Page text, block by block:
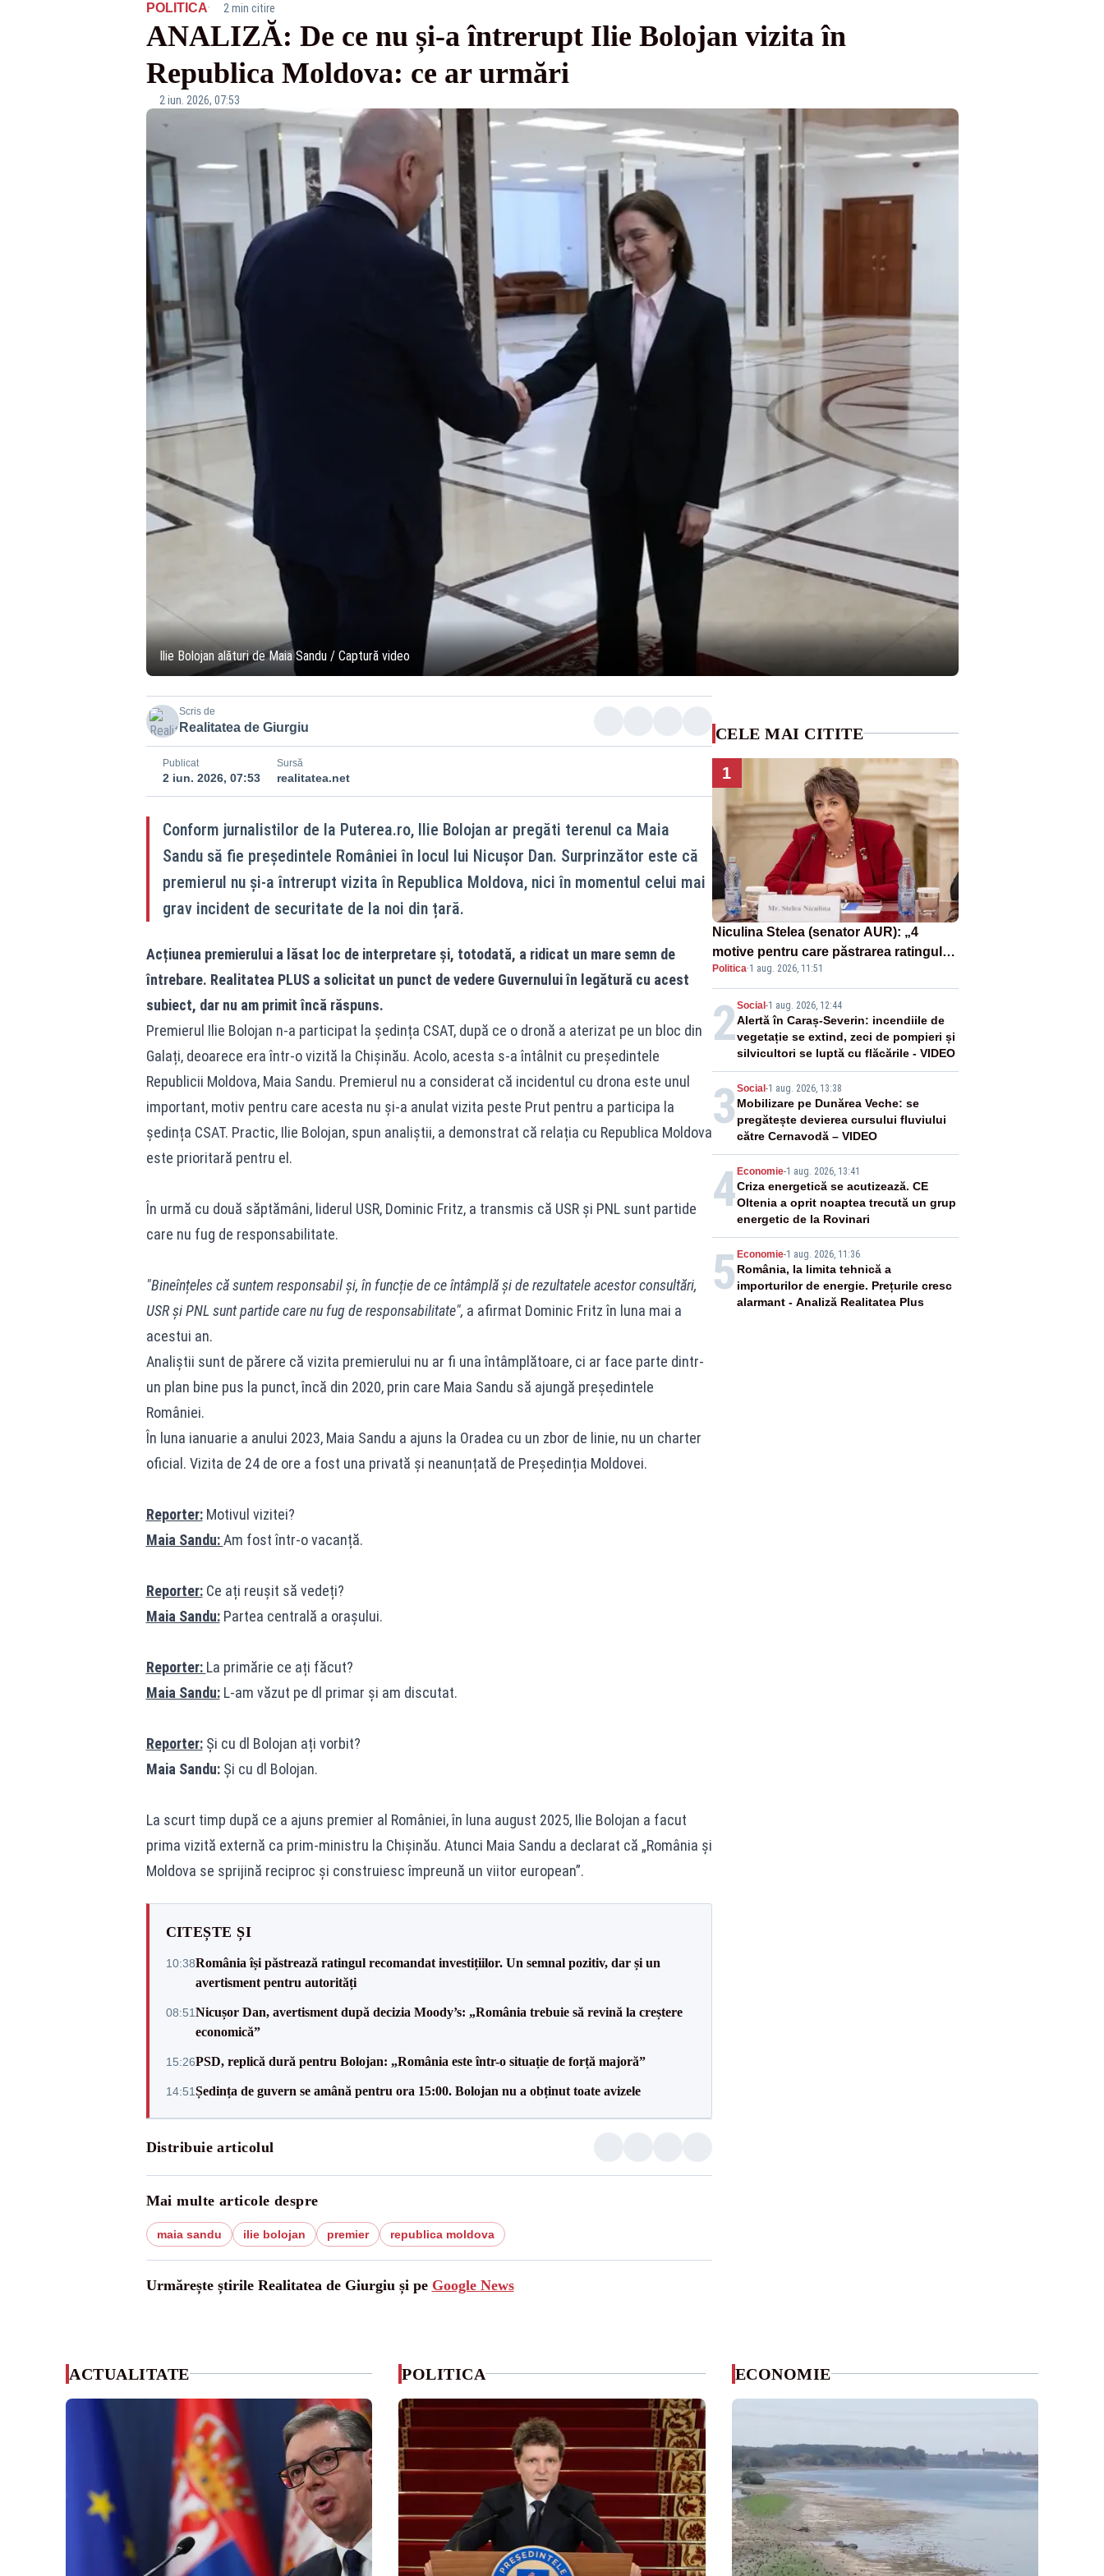
POLITICA· 2 min citire
ANALIZĂ: De ce nu și-a întrerupt Ilie Bolojan vizita în
Republica Moldova: ce ar urmări
2 iun. 2026, 07:53
Ilie Bolojan alături de Maia Sandu / Captură video
Scris de
Realitatea de Giurgiu
Publicat
2 iun. 2026, 07:53
Sursă
realitatea.net
Conform jurnalistilor de la Puterea.ro, Ilie Bolojan ar pregăti terenul ca Maia
Sandu să fie președintele României în locul lui Nicușor Dan. Surprinzător este că
premierul nu și-a întrerupt vizita în Republica Moldova, nici în momentul celui mai
grav incident de securitate de la noi din țară.
Acțiunea premierului a lăsat loc de interpretare și, totodată, a ridicat un mare semn de
întrebare. Realitatea PLUS a solicitat un punct de vedere Guvernului în legătură cu acest
subiect, dar nu am primit încă răspuns.
Premierul Ilie Bolojan n-a participat la ședința CSAT, după ce o dronă a aterizat pe un bloc din
Galați, deoarece era într-o vizită la Chișinău. Acolo, acesta s-a întâlnit cu președintele
Republicii Moldova, Maia Sandu. Premierul nu a considerat că incidentul cu drona este unul
important, motiv pentru care acesta nu și-a anulat vizita peste Prut pentru a participa la
ședința CSAT. Practic, Ilie Bolojan, spun analiștii, a demonstrat că relația cu Republica Moldova
este prioritară pentru el.
În urmă cu două săptămâni, liderul USR, Dominic Fritz, a transmis că USR și PNL sunt partide
care nu fug de responsabilitate.
"Bineînțeles că suntem responsabil și, în funcție de ce întâmplă și de rezultatele acestor consultări,
USR și PNL sunt partide care nu fug de responsabilitate", a afirmat Dominic Fritz în luna mai a
acestui an.
Analiștii sunt de părere că vizita premierului nu ar fi una întâmplătoare, ci ar face parte dintr-
un plan bine pus la punct, încă din 2020, prin care Maia Sandu să ajungă președintele
României.
În luna ianuarie a anului 2023, Maia Sandu a ajuns la Oradea cu un zbor de linie, nu un charter
oficial. Vizita de 24 de ore a fost una privată și neanunțată de Președinția Moldovei.
Reporter:Motivul vizitei?
Maia Sandu:Am fost într-o vacanță.
Reporter:Ce ați reușit să vedeți?
Maia Sandu:Partea centrală a orașului.
Reporter: La primărie ce ați făcut?
Maia Sandu:L-am văzut pe dl primar și am discutat.
Reporter:Și cu dl Bolojan ați vorbit?
Maia Sandu:Și cu dl Bolojan.
La scurt timp după ce a ajuns premier al României, în luna august 2025, Ilie Bolojan a facut
prima vizită externă ca prim-ministru la Chișinău. Atunci Maia Sandu a declarat că „România și
Moldova se sprijină reciproc și construiesc împreună un viitor european”.
CITEȘTE ȘI
10:38România își păstrează ratingul recomandat investițiilor. Un semnal pozitiv, dar și un
avertisment pentru autorități
08:51Nicușor Dan, avertisment după decizia Moody’s: „România trebuie să revină la creștere
economică”
15:26PSD, replică dură pentru Bolojan: „România este într-o situație de forță majoră”
14:51Ședința de guvern se amână pentru ora 15:00. Bolojan nu a obținut toate avizele
Distribuie articolul
Mai multe articole despre
maia sandu ilie bolojan premier republica moldova
Urmărește știrile Realitatea de Giurgiu și pe Google News
CELE MAI CITITE
1
Niculina Stelea (senator AUR): „4
motive pentru care păstrarea ratingului
de țară nu este o reușită pentru
Guvernul Bolojan”
Politica·1 aug. 2026, 11:51
2Social-1 aug. 2026, 12:44
Alertă în Caraș-Severin: incendiile de
vegetație se extind, zeci de pompieri și
silvicultori se luptă cu flăcările - VIDEO
3 Social-1 aug. 2026, 13:38
Mobilizare pe Dunărea Veche: se
pregătește devierea cursului fluviului
către Cernavodă – VIDEO
4Economie-1 aug. 2026, 13:41
Criza energetică se acutizează. CE
Oltenia a oprit noaptea trecută un grup
energetic de la Rovinari
5 Economie-1 aug. 2026, 11:36
România, la limita tehnică a
importurilor de energie. Prețurile cresc
alarmant - Analiză Realitatea Plus
ACTUALITATE POLITICA ECONOMIE